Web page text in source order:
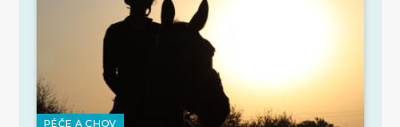
PÉČE A CHOV